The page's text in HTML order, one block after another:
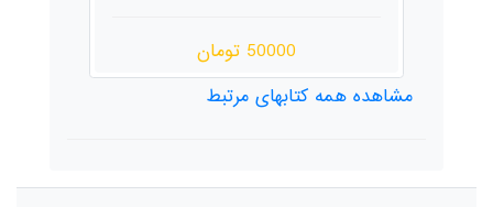
50000 تومان
مشاهده همه کتابهای مرتبط